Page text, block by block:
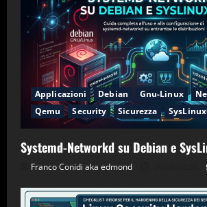
Applicazioni Debian Gnu-Linux
Qemu
Security Sicurezza
Systemd-Networkd su Debian e
Franco Conidi aka edmond